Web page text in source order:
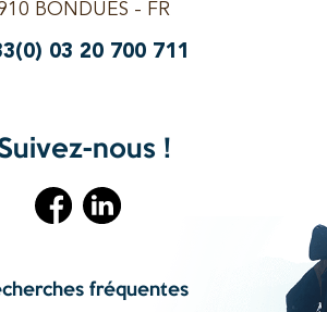
BONDUES - FR
03 20 700 711
nous !
fréquentes